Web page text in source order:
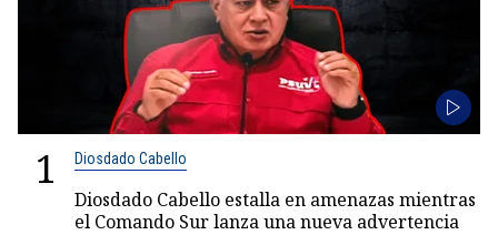
1 Diosdado Cabello
Diosdado Cabello estalla en amenazas mientras
el Comando Sur lanza una nueva advertencia